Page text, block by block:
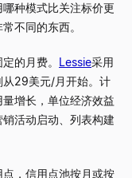
种模式比关注标价更
不同的东西。
的月费。 Lessie采用
29美元/月开始。计
增长，单位经济效益
活动启动、列表构建
，信用点池按月或按